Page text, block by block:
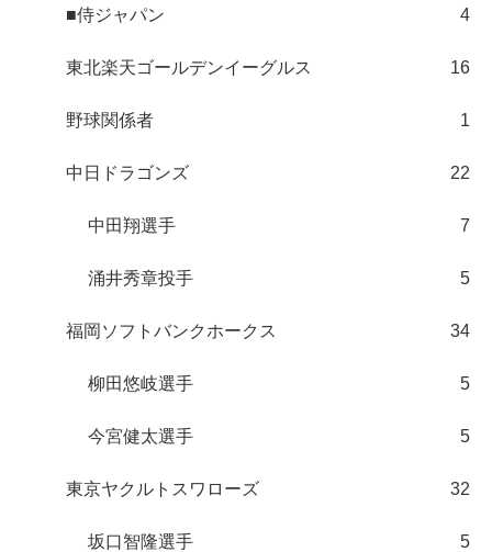
■侍ジャパン 4
東北楽天ゴールデンイーグルス 16
野球関係者 1
中日ドラゴンズ 22
中田翔選手 7
涌井秀章投手 5
福岡ソフトバンクホークス 34
柳田悠岐選手 5
今宮健太選手 5
東京ヤクルトスワローズ 32
坂口智隆選手 5